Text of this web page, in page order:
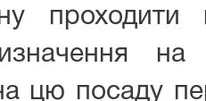
проходити
цю посаду